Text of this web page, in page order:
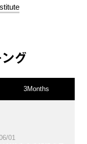
グ
3Months
01